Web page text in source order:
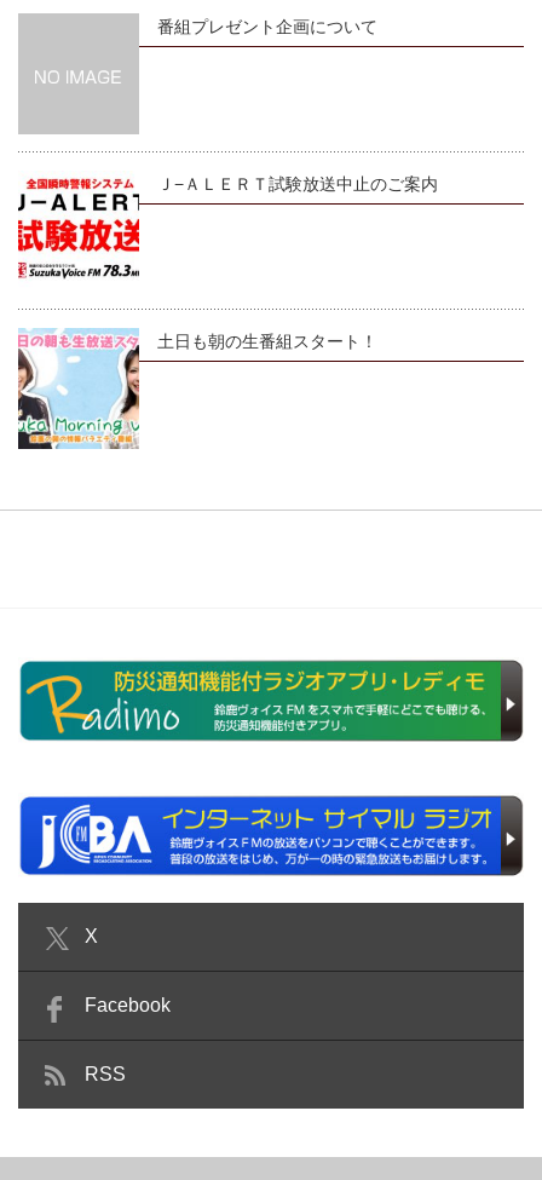
番組プレゼント企画について
Ｊ−ＡＬＥＲＴ試験放送中止のご案内
土日も朝の生番組スタート！
X
Facebook
RSS